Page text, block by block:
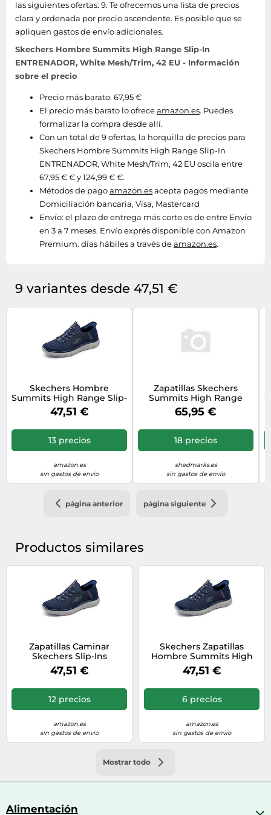
las siguientes ofertas: 9. Te ofrecemos una lista de precios
clara y ordenada por precio ascendente. Es posible que se
apliquen gastos de envío adicionales.
Skechers Hombre Summits High Range Slip-In
ENTRENADOR, White Mesh/Trim, 42 EU - Información
sobre el precio
Precio más barato: 67,95 €
El precio más barato lo ofreceamazon.es. Puedes
formalizar la compra desde allí.
Con un total de 9 ofertas, la horquilla de precios para
Skechers Hombre Summits High Range Slip-In
ENTRENADOR, White Mesh/Trim, 42 EU oscila entre
67,95 € € y 124,99 € €.
Métodos de pagoamazon.esacepta pagos mediante
Domiciliación bancaria, Visa, Mastercard
Envío: el plazo de entrega más corto es de entre Envío
en 3 a 7 meses. Envío exprés disponible con Amazon
Premium. días hábiles a través deamazon.es.
9 variantes desde 47,51 €
Skechers Hombre
Summits High Range Slip-
In ENTRENADOR, Navy
Mesh/Trim, 41 EU
47,51 €
13 precios
amazon.es
sin gastos de envío
Zapatillas Skechers
Summits High Range
Hombre Taupe 44
65,95 €
18 precios
shedmarks.es
sin gastos de envío
página anterior página siguiente
Productos similares
Zapatillas Caminar
Skechers Slip-Ins
Summits Hombre Azul
Marino 41
47,51 €
12 precios
amazon.es
sin gastos de envío
Skechers Zapatillas
Hombre Summits High
Range Malla y ribete azul
marino Talla 41.5 EU
47,51 €
6 precios
amazon.es
sin gastos de envío
Mostrar todo
Alimentación